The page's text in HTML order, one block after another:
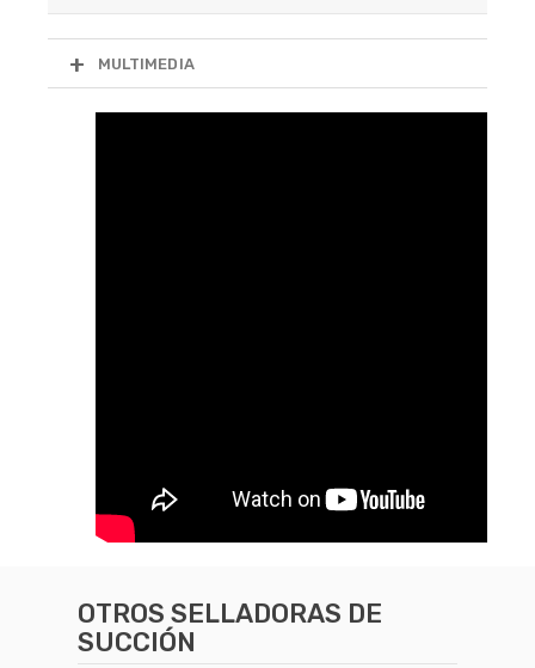
MULTIMEDIA
OTROS SELLADORAS DE
SUCCIÓN